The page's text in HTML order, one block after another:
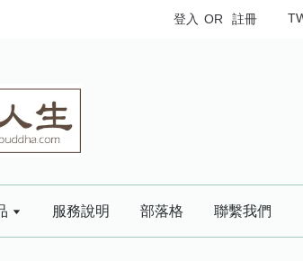
登入 OR 註冊
服務說明 部落格 聯繫我們